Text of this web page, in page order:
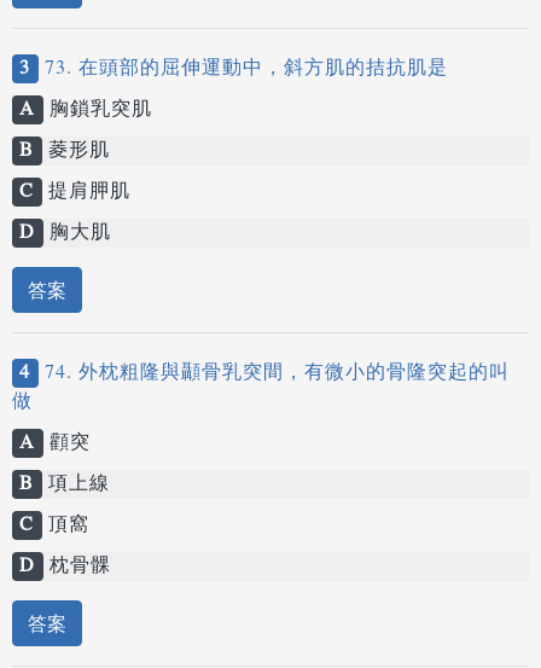
3 73. 在頭部的屈伸運動中，斜方肌的拮抗肌是
A 胸鎖乳突肌
B 菱形肌
C 提肩胛肌
D 胸大肌
答案
4 74. 外枕粗隆與顳骨乳突間，有微小的骨隆突起的叫
做
A 顴突
B 項上線
C 頂窩
D 枕骨髁
答案